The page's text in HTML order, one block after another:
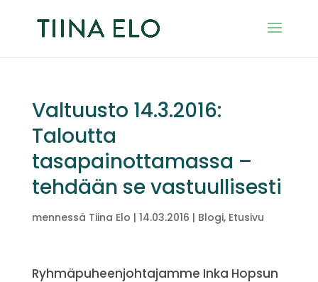
Valtuusto 14.3.2016:
Taloutta
tasapainottamassa –
tehdään se vastuullisesti
mennessä Tiina Elo | 14.03.2016 | Blogi, Etusivu
Ryhmäpuheenjohtajamme Inka Hopsun